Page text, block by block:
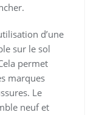
d’une
sur le sol
permet
marques
Le
neuf et